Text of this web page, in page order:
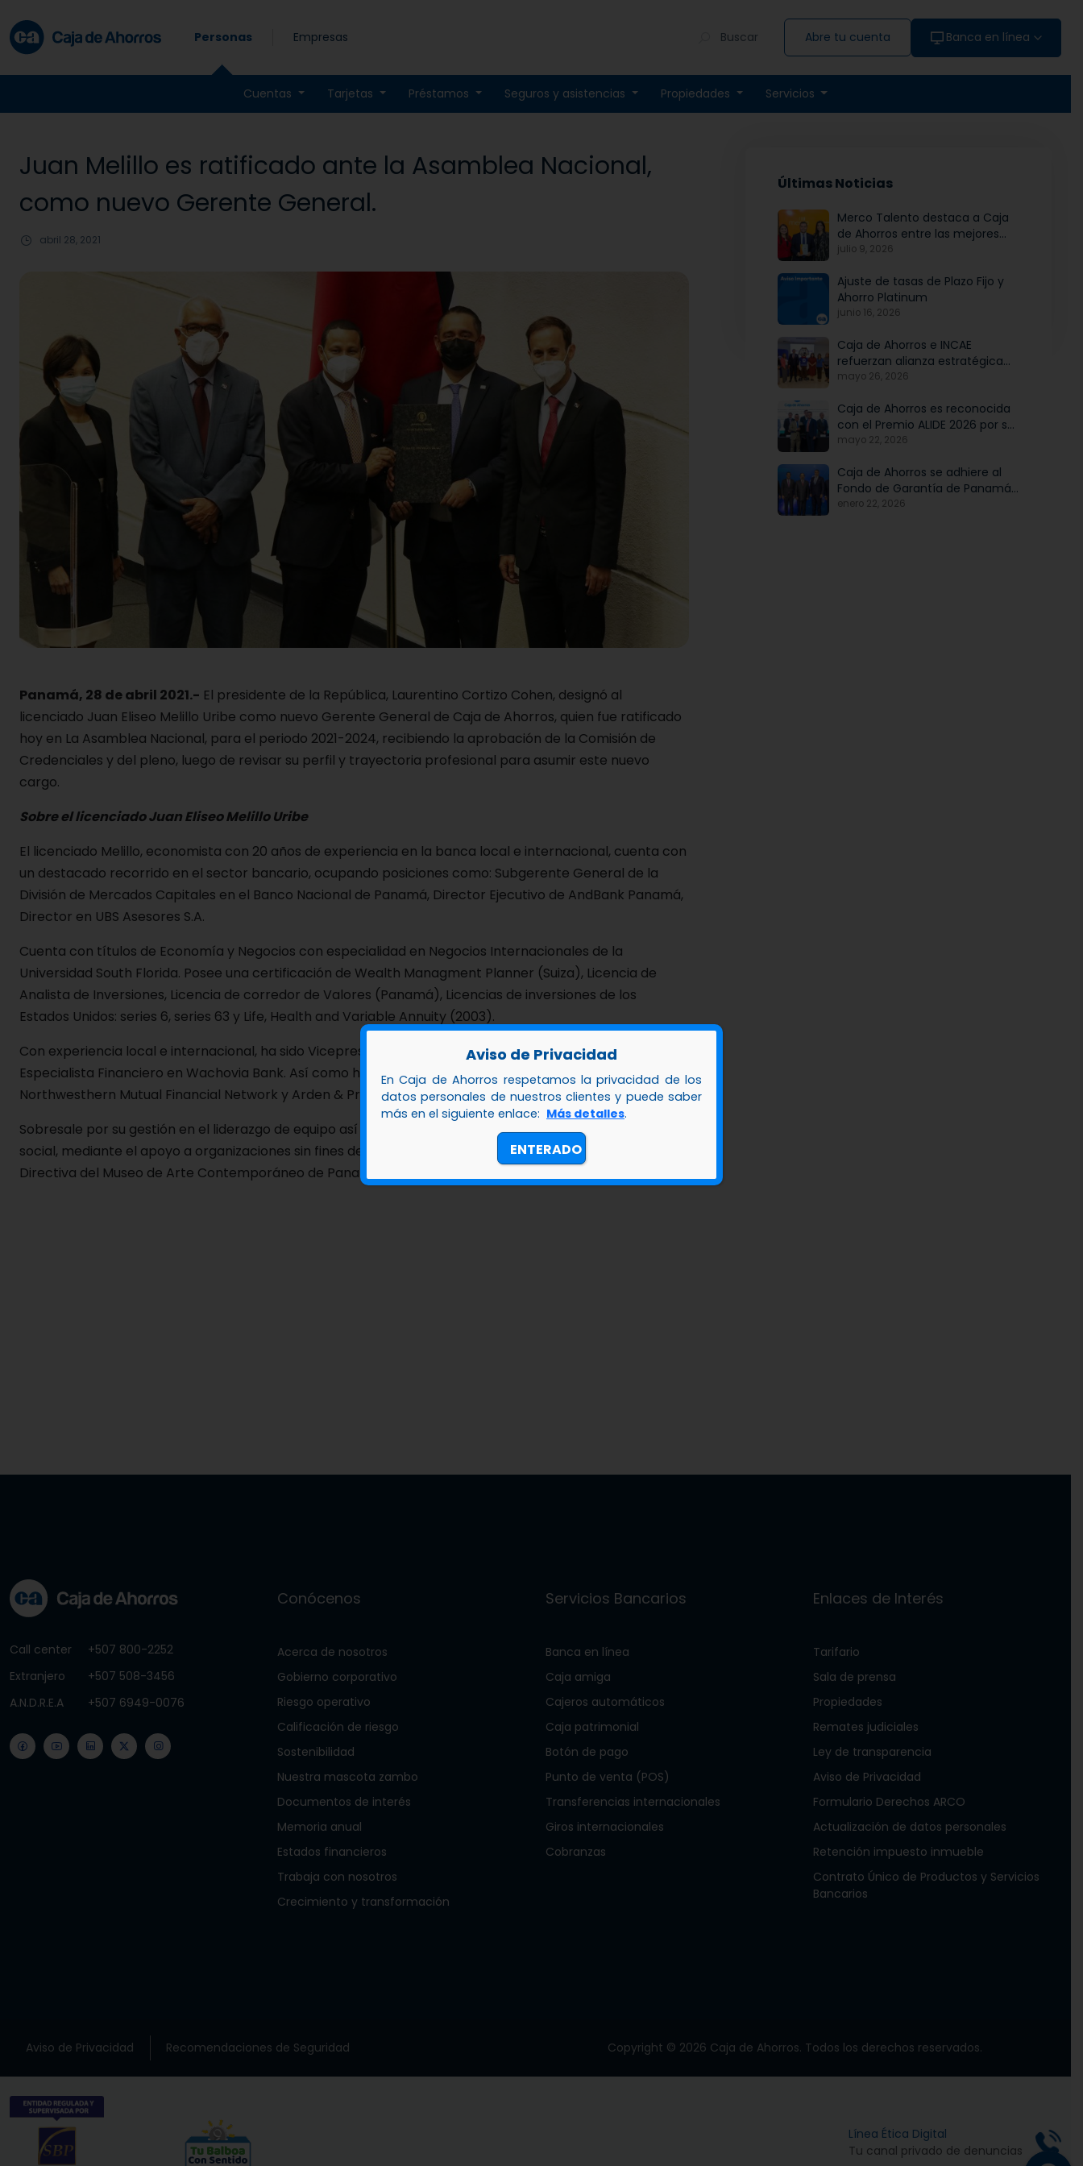
Personas
Cuentas Tarjetas Préstamos Seguros y asistencias Propiedades Servicios
Empresas Buscar Abre tu cuenta Banca en línea
Juan Melillo es ratificado ante la Asamblea Nacional,
como nuevo Gerente General.
abril 28, 2021
Panamá, 28 de abril 2021.- El presidente de la República, Laurentino Cortizo Cohen, designó al
licenciado Juan Eliseo Melillo Uribe como nuevo Gerente General de Caja de Ahorros, quien fue ratificado
hoy en La Asamblea Nacional, para el periodo 2021-2024, recibiendo la aprobación de la Comisión de
Credenciales y del pleno, luego de revisar su perfil y trayectoria profesional para asumir este nuevo
cargo.
Sobre el licenciado Juan Eliseo Melillo Uribe
El licenciado Melillo, economista con 20 años de experiencia en la banca local e internacional, cuenta con
un destacado recorrido en el sector bancario, ocupando posiciones como: Subgerente General de la
División de Mercados Capitales en el Banco Nacional de Panamá, Director Ejecutivo de AndBank Panamá,
Director en UBS Asesores S.A.
Cuenta con títulos de Economía y Negocios con especialidad en Negocios Internacionales de la
Universidad South Florida. Posee una certificación de Wealth Managment Planner (Suiza), Licencia de
Analista de Inversiones, Licencia de corredor de Valores (Panamá), Licencias de inversiones de los
Estados Unidos: series 6, series 63 y Life, Health and Variable Annuity (2003).
Con experiencia local e internacional, ha sido Vicepresidente de Ventas en Mundial Asset Mangament y
Especialista Financiero en Wachovia Bank. Así como ha presidido importantes empresas como
Northwesthern Mutual Financial Network y Arden & Price Consulting.
Sobresale por su gestión en el liderazgo de equipo así como participante activo de la responsabilidad
social, mediante el apoyo a organizaciones sin fines de lucro. Desde el 2017, es el presidente de la Junta
Directiva del Museo de Arte Contemporáneo de Panamá.
Últimas Noticias
Merco Talento destaca a Caja
de Ahorros entre las mejores
empresas para atraer y fidelizar
julio 9, 2026
Ajuste de tasas de Plazo Fijo y
Ahorro Platinum
junio 16, 2026
Caja de Ahorros e INCAE
refuerzan alianza estratégica
para potenciar el talento y la
mayo 26, 2026
Caja de Ahorros es reconocida
con el Premio ALIDE 2026 por su
Programa de Educación
mayo 22, 2026
Caja de Ahorros se adhiere al
Fondo de Garantía de Panamá,
iniciativa articulada por Banco
enero 22, 2026
Call center
+507 800-2252
Extranjero
+507 508-3456
A.N.D.R.E.A
+507 6949-0076
Conócenos
Acerca de nosotros
Gobierno corporativo
Riesgo operativo
Calificación de riesgo
Sostenibilidad
Nuestra mascota zambo
Documentos de interés
Memoria anual
Estados financieros
Trabaja con nosotros
Crecimiento y transformación
Servicios Bancarios
Banca en línea
Caja amiga
Cajeros automáticos
Caja patrimonial
Botón de pago
Punto de venta (POS)
Transferencias internacionales
Giros internacionales
Cobranzas
Enlaces de Interés
Tarifario
Sala de prensa
Propiedades
Remates judiciales
Ley de transparencia
Aviso de Privacidad
Formulario Derechos ARCO
Actualización de datos personales
Retención impuesto inmueble
Contrato Único de Productos y Servicios
Bancarios
Aviso de Privacidad Recomendaciones de Seguridad Copyright © 2026 Caja de Ahorros. Todos los derechos reservados.
Línea Ética Digital
Tu canal privado de denuncias
Aviso de Privacidad
En Caja de Ahorros respetamos la privacidad de los
datos personales de nuestros clientes y puede saber
más en el siguiente enlace: Más detalles.
ENTERADO